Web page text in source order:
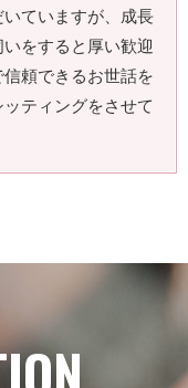
ていますが、成長
をすると厚い歓迎
頼できるお世話を
ティングをさせて